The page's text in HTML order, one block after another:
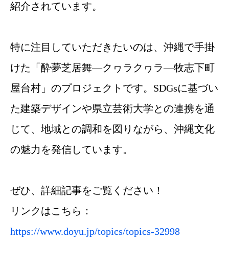
紹介されています。
特に注目していただきたいのは、沖縄で手掛
けた「酔夢芝居舞―クヮラクヮラ―牧志下町
屋台村」のプロジェクトです。SDGsに基づい
た建築デザインや県立芸術大学との連携を通
じて、地域との調和を図りながら、沖縄文化
の魅力を発信しています。
ぜひ、詳細記事をご覧ください！
リンクはこちら：
https://www.doyu.jp/topics/topics-32998